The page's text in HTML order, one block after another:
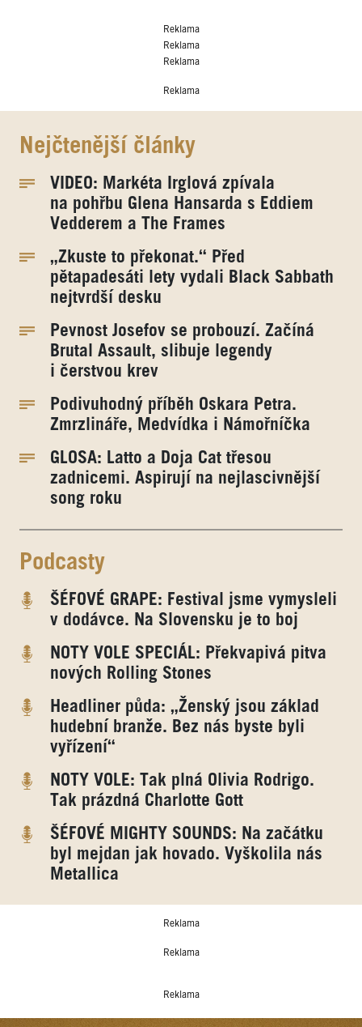
Reklama
Reklama
Reklama
Reklama
Nejčtenější články
VIDEO: Markéta Irglová zpívala
na pohřbu Glena Hansarda s Eddiem
Vedderem a The Frames
„Zkuste to překonat.“ Před
pětapadesáti lety vydali Black Sabbath
nejtvrdší desku
Pevnost Josefov se probouzí. Začíná
Brutal Assault, slibuje legendy
i čerstvou krev
Podivuhodný příběh Oskara Petra.
Zmrzlináře, Medvídka i Námořníčka
GLOSA: Latto a Doja Cat třesou
zadnicemi. Aspirují na nejlascivnější
song roku
Podcasty
ŠÉFOVÉ GRAPE: Festival jsme vymysleli
v dodávce. Na Slovensku je to boj
NOTY VOLE SPECIÁL: Překvapivá pitva
nových Rolling Stones
Headliner půda: „Ženský jsou základ
hudební branže. Bez nás byste byli
vyřízení“
NOTY VOLE: Tak plná Olivia Rodrigo.
Tak prázdná Charlotte Gott
ŠÉFOVÉ MIGHTY SOUNDS: Na začátku
byl mejdan jak hovado. Vyškolila nás
Metallica
Reklama
Reklama
Reklama